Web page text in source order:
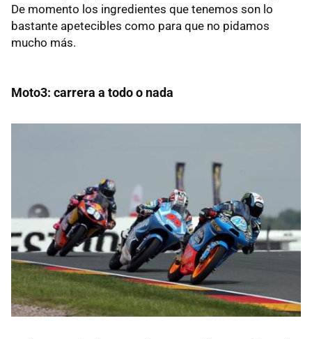
De momento los ingredientes que tenemos son lo
bastante apetecibles como para que no pidamos
mucho más.
Moto3: carrera a todo o nada